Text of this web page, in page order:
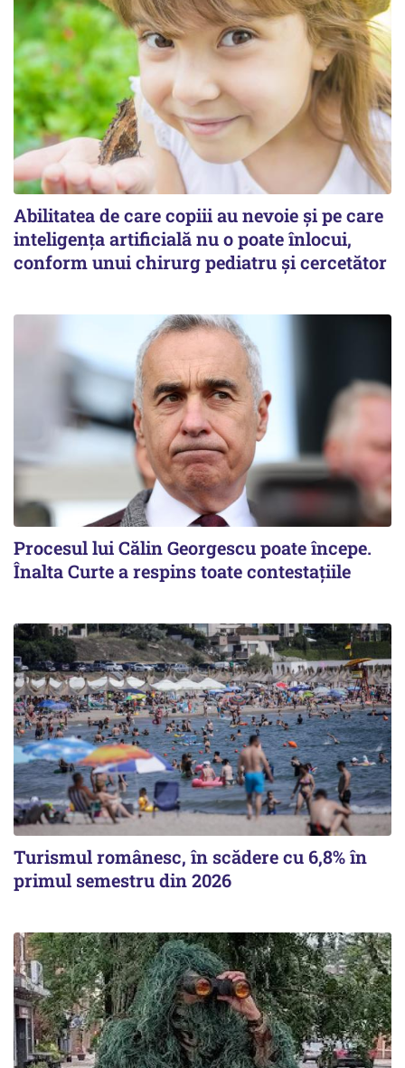
Abilitatea de care copiii au nevoie și pe care
inteligența artificială nu o poate înlocui,
conform unui chirurg pediatru și cercetător
Procesul lui Călin Georgescu poate începe.
Înalta Curte a respins toate contestațiile
Turismul românesc, în scădere cu 6,8% în
primul semestru din 2026